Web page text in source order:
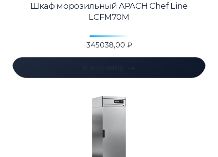
Шкаф морозильный APACH Chef Line
LCFM70M
345038,00 ₽